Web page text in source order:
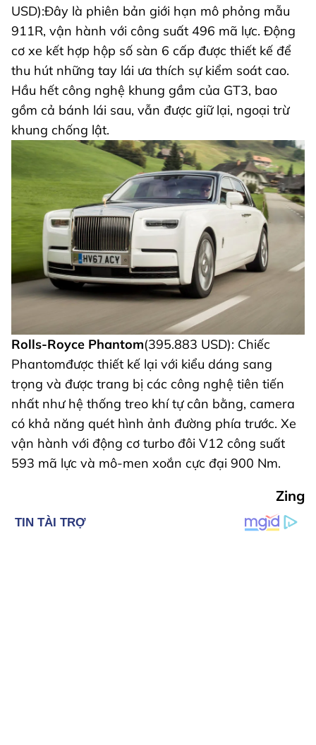
USD):Đây là phiên bản giới hạn mô phỏng mẫu
911R, vận hành với công suất 496 mã lực. Động
cơ xe kết hợp hộp số sàn 6 cấp được thiết kế để
thu hút những tay lái ưa thích sự kiểm soát cao.
Hầu hết công nghệ khung gầm của GT3, bao
gồm cả bánh lái sau, vẫn được giữ lại, ngoại trừ
khung chống lật.
Rolls-Royce Phantom(395.883 USD): Chiếc
Phantomđược thiết kế lại với kiểu dáng sang
trọng và được trang bị các công nghệ tiên tiến
nhất như hệ thống treo khí tự cân bằng, camera
có khả năng quét hình ảnh đường phía trước. Xe
vận hành với động cơ turbo đôi V12 công suất
593 mã lực và mô-men xoắn cực đại 900 Nm.
Zing